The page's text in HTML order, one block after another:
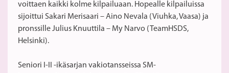
voittaen kaikki kolme kilpailuaan. Hopealle kilpailuissa
sijoittui Sakari Merisaari – Aino Nevala (Viuhka, Vaasa) ja
pronssille Julius Knuuttila – My Narvo (TeamHSDS,
Helsinki).
Seniori I-II -ikäsarjan vakiotansseissa SM-